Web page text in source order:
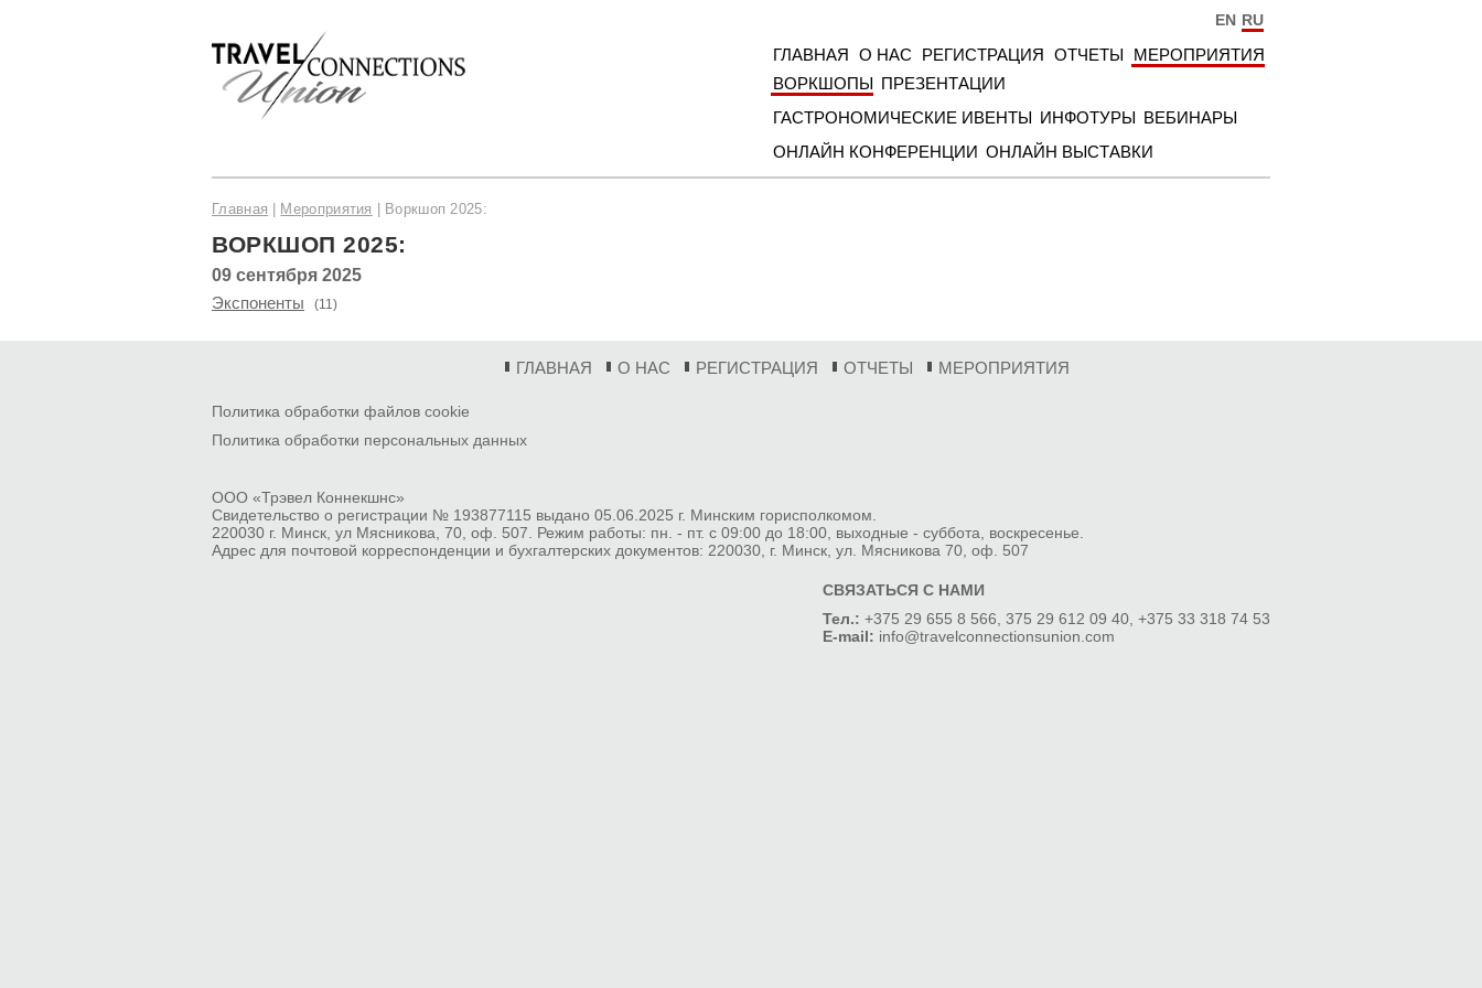
ГЛАВНАЯ О НАС РЕГИСТРАЦИЯ ОТЧЕТЫ
МЕРОПРИЯТИЯ
ВОРКШОПЫ ПРЕЗЕНТАЦИИ
ГАСТРОНОМИЧЕСКИЕ ИВЕНТЫ ИНФОТУРЫ ВЕБИНАРЫ
ОНЛАЙН КОНФЕРЕНЦИИ ОНЛАЙН ВЫСТАВКИ
EN RU
Главная Мероприятия Воркшоп 2025:
ВОРКШОП 2025:
09 сентября 2025
Экспоненты
(11)
ГЛАВНАЯ О НАС РЕГИСТРАЦИЯ ОТЧЕТЫ МЕРОПРИЯТИЯ
Политика обработки файлов cookie
Политика обработки персональных данных
ОOО «Трэвел Коннекшнс»
Свидетельство о регистрации № 193877115 выдано 05.06.2025 г. Минским горисполкомом.
220030 г. Минск, ул Мясникова, 70, оф. 507. Режим работы: пн. - пт. с 09:00 до 18:00, выходные - суббота, воскресенье.
Адрес для почтовой корреспонденции и бухгалтерских документов: 220030, г. Минск, ул. Мясникова 70, оф. 507
СВЯЗАТЬСЯ С НАМИ
Тел.: +375 29 655 8 566, 375 29 612 09 40, +375 33 318 74 53
E-mail: info@travelconnectionsunion.com